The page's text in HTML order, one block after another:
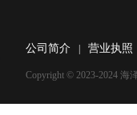
公司简介 营业执照
Copyright © 2023-2024 海